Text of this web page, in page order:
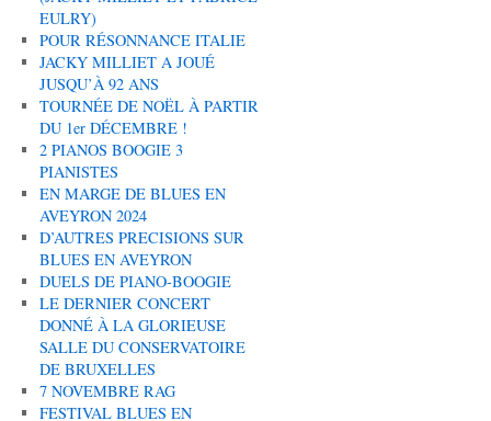
EULRY)
POUR RÉSONNANCE ITALIE
JACKY MILLIET A JOUÉ
JUSQU’À 92 ANS
TOURNÉE DE NOËL À PARTIR
DU 1er DÉCEMBRE !
2 PIANOS BOOGIE 3
PIANISTES
EN MARGE DE BLUES EN
AVEYRON 2024
D’AUTRES PRECISIONS SUR
BLUES EN AVEYRON
DUELS DE PIANO-BOOGIE
LE DERNIER CONCERT
DONNÉ À LA GLORIEUSE
SALLE DU CONSERVATOIRE
DE BRUXELLES
7 NOVEMBRE RAG
FESTIVAL BLUES EN